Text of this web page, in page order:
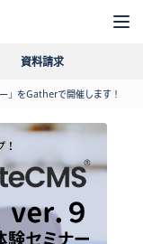
資料請求
」をGatherで開催します！